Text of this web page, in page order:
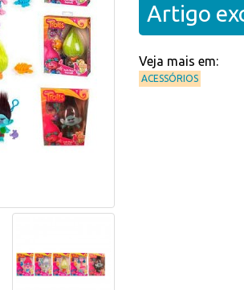
Artigo
Veja mais em:
ACESSÓRIOS